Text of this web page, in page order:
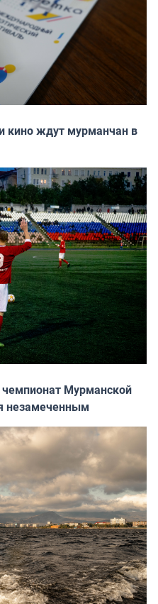
кино ждут мурманчан в
чемпионат Мурманской
незамеченным